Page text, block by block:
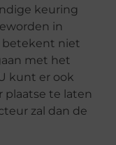
keuring
in
betekent niet
met het
kunt er ook
plaatse te laten
zal dan de